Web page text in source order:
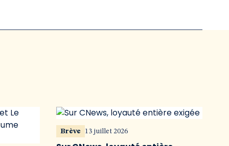
Brève 13 juillet 2026